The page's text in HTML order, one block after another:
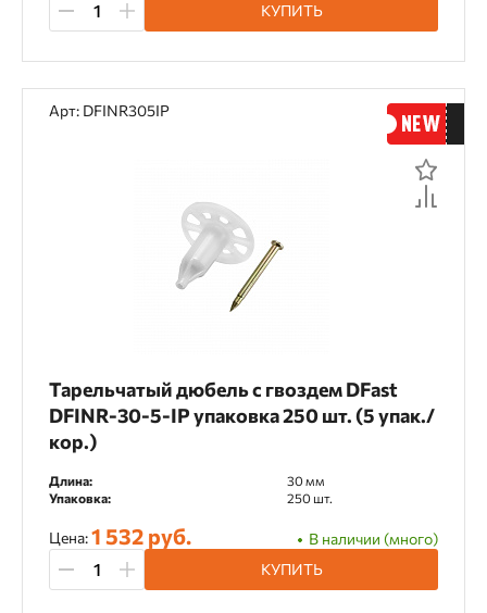
КУПИТЬ
Арт: DFINR305IP
Тарельчатый дюбель с гвоздем DFast
DFINR-30-5-IP упаковка 250 шт. (5 упак./
кор.)
Длина:
30 мм
Упаковка:
250 шт.
Цена:1 532 руб.
В наличии (много)
КУПИТЬ